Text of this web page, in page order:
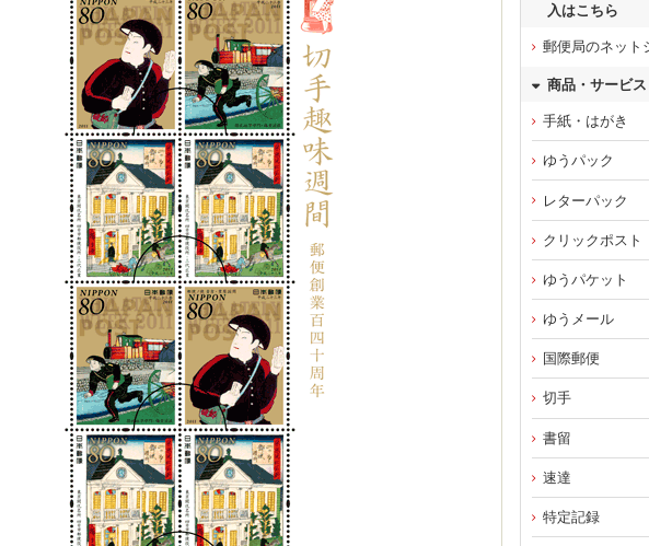
入はこちら
郵便局のネット
商品・サービス
手紙・はがき
ゆうパック
レターパック
クリックポスト
ゆうパケット
ゆうメール
国際郵便
切手
書留
速達
特定記録